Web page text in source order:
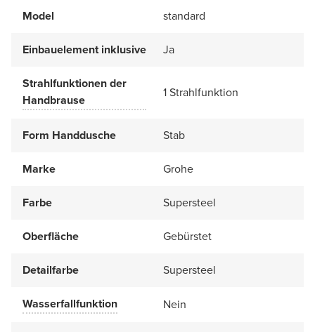
Model standard
Einbauelement inklusive Ja
Strahlfunktionen der
Handbrause
1 Strahlfunktion
Form Handdusche Stab
Marke Grohe
Farbe Supersteel
Oberfläche Gebürstet
Detailfarbe Supersteel
Wasserfallfunktion Nein